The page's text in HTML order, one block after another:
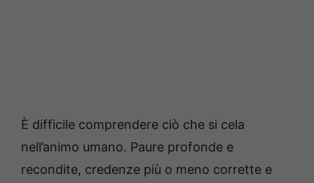
È difficile comprendere ciò che si cela
nell’animo umano. Paure profonde e
recondite, credenze più o meno corrette e